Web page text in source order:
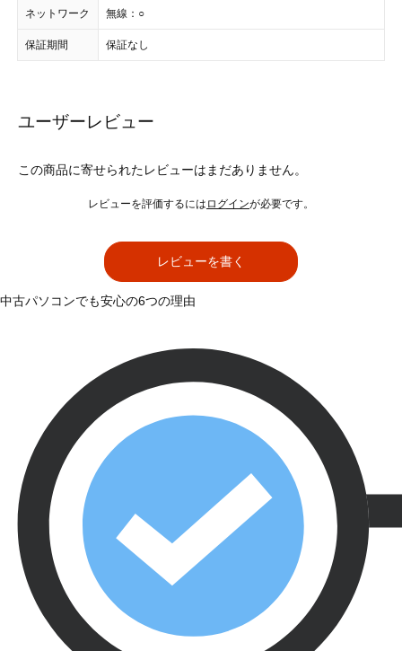
ネットワーク 無線：○
保証期間 保証なし
ユーザーレビュー
この商品に寄せられたレビューはまだありません。
レビューを評価するには ログインが必要です。
レビューを書く
中古パソコンでも安心の6つの理由